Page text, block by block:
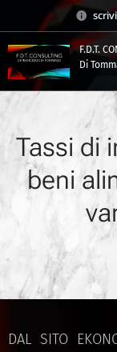
F.D.T.
Di
Tassi di
beni
DAL SITO